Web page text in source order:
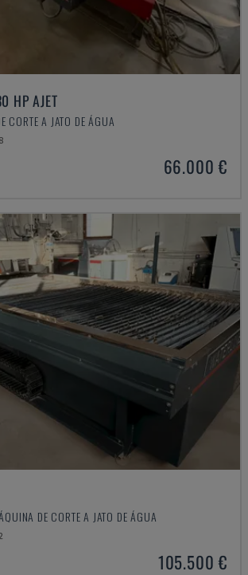
HP AJET
CORTE A JATO DE ÁGUA
66.000 €
DE CORTE A JATO DE ÁGUA
105.500 €